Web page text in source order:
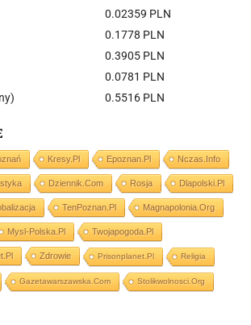
0.02359 PLN
0.1778 PLN
0.3905 PLN
0.0781 PLN
0.5516 PLN
Kresy.pl Epoznan.pl Nczas.info
Dziennik.com Rosja Dlapolski.pl
TenPoznan.pl Magnapolonia.org
Mysl-Polska.pl Twojapogoda.pl
Zdrowie Prisonplanet.pl Religia
Gazetawarszawska.com Stolikwolnosci.org